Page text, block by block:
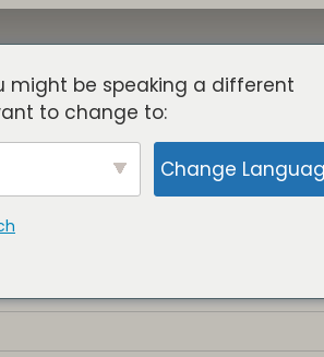
BeneficiosBlogMiembros
might be speaking a different
to change to:
Change